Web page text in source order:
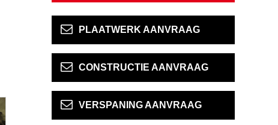
PLAATWERK AANVRAAG
CONSTRUCTIE AANVRAAG
VERSPANING AANVRAAG